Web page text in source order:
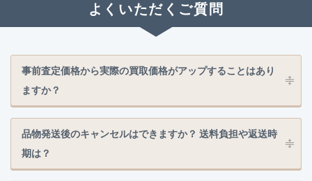
よくいただくご質問
事前査定価格から実際の買取価格がアップすることはあり
ますか？
品物発送後のキャンセルはできますか？ 送料負担や返送時
期は？